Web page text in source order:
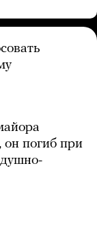
погиб при